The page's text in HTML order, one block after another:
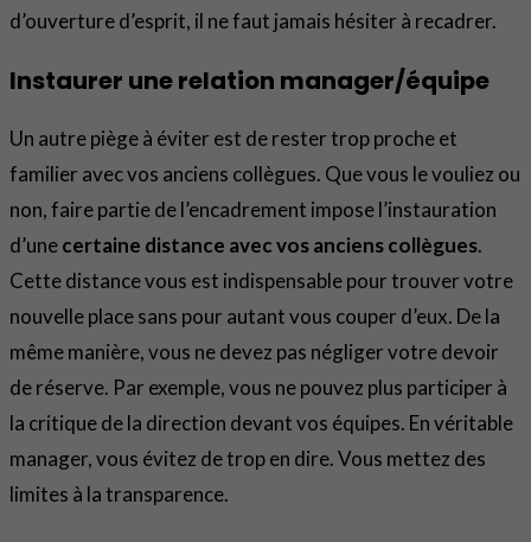
d’ouverture d’esprit, il ne faut jamais hésiter à recadrer.
Instaurer une relation manager/équipe
Un autre piège à éviter est de rester trop proche et
familier avec vos anciens collègues. Que vous le vouliez ou
non, faire partie de l’encadrement impose l’instauration
d’unecertaine distance avec vos anciens collègues.
Cette distance vous est indispensable pour trouver votre
nouvelle place sans pour autant vous couper d’eux. De la
même manière, vous ne devez pas négliger votre devoir
de réserve. Par exemple, vous ne pouvez plus participer à
la critique de la direction devant vos équipes. En véritable
manager, vous évitez de trop en dire. Vous mettez des
limites à la transparence.